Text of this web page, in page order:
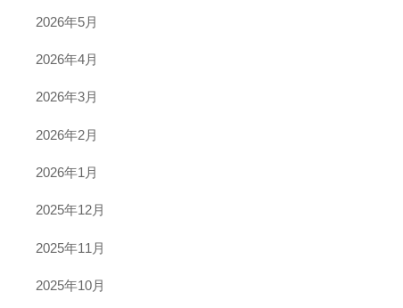
2026年5月
2026年4月
2026年3月
2026年2月
2026年1月
2025年12月
2025年11月
2025年10月